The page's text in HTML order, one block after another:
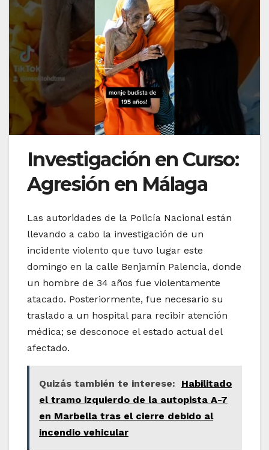
Investigación en Curso:
Agresión en Málaga
Las autoridades de la Policía Nacional están
llevando a cabo la investigación de un
incidente violento que tuvo lugar este
domingo en la calle Benjamín Palencia, donde
un hombre de 34 años fue violentamente
atacado. Posteriormente, fue necesario su
traslado a un hospital para recibir atención
médica; se desconoce el estado actual del
afectado.
Quizás también te interese:
Habilitado
el tramo izquierdo de la autopista A-7
en Marbella tras el cierre debido al
incendio vehicular